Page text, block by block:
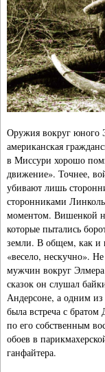
Оружия вокруг юного
американская
в Миссури хорошо
движение». Точнее,
убивают лишь
сторонниками
моментом. Вишенкой
которые пытались
земли. В общем, как и
«весело, нескучно».
мужчин вокруг
сказок он слушал
Андерсоне, а одним
была встреча с
по его собственным
обоев в
ганфайтера.